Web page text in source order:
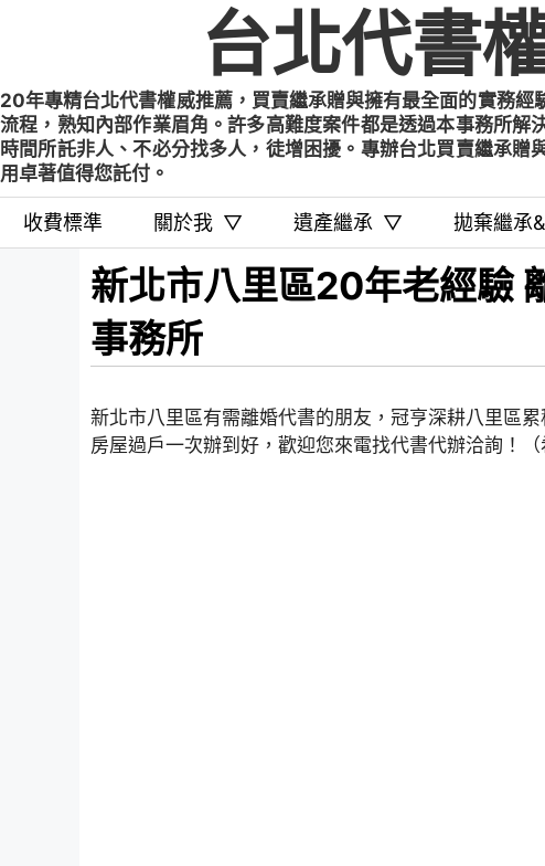
台北代書
20年專精台北代書權威推薦，買賣繼承贈與擁有最全面的實務經
流程，熟知內部作業眉角。許多高難度案件都是透過本事務所解
時間所託非人、不必分找多人，徒增困擾。專辦台北買賣繼承贈
用卓著值得您託付。
收費標準 關於我 ▽ 遺產繼承 ▽ 拋棄繼承
新北市八里區20年老經驗
事務所
新北市八里區有需離婚代書的朋友，冠亨深耕八里區
房屋過戶一次辦到好，歡迎您來電找代書代辦洽詢！